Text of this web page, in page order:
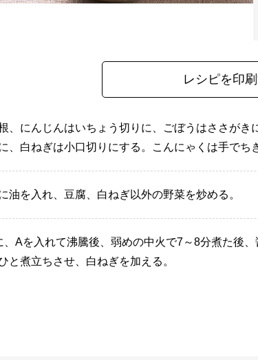
レシピを印
、にんじんはいちょう切りに、ごぼうはささが
、白ねぎは小口切りにする。こんにゃくは手でち
油を入れ、豆腐、白ねぎ以外の野菜を炒める。
、Aを入れて沸騰後、弱めの中火で7～8分煮た後、
と煮立ちさせ、白ねぎを加える。